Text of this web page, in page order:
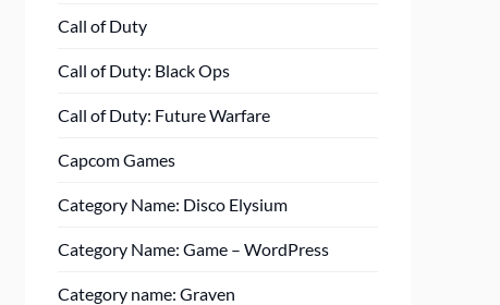
Call of Duty
Call of Duty: Black Ops
Call of Duty: Future Warfare
Capcom Games
Category Name: Disco Elysium
Category Name: Game – WordPress
Category name: Graven